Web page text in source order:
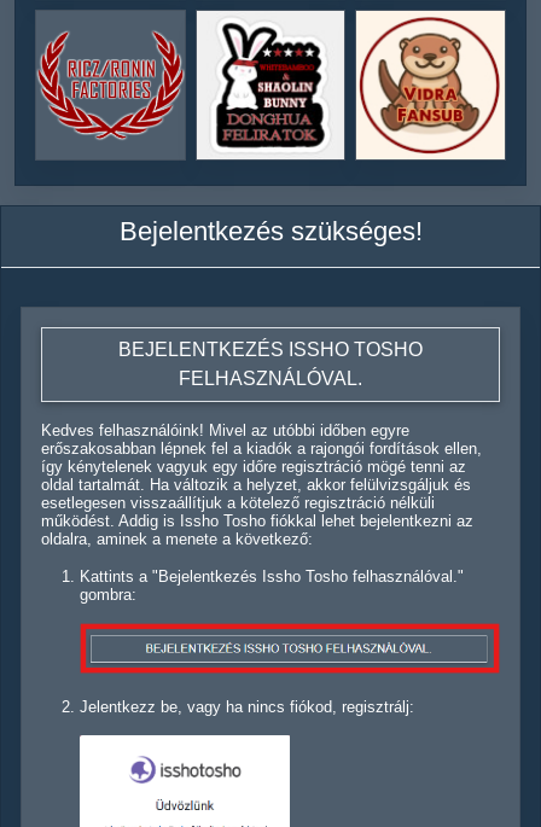
Bejelentkezés szükséges!
BEJELENTKEZÉS ISSHO TOSHO
FELHASZNÁLÓVAL.
Kedves felhasználóink! Mivel az utóbbi időben egyre
erőszakosabban lépnek fel a kiadók a rajongói fordítások ellen,
így kénytelenek vagyuk egy időre regisztráció mögé tenni az
oldal tartalmát. Ha változik a helyzet, akkor felülvizsgáljuk és
esetlegesen visszaállítjuk a kötelező regisztráció nélküli
működést. Addig is Issho Tosho fiókkal lehet bejelentkezni az
oldalra, aminek a menete a következő:
Kattints a "Bejelentkezés Issho Tosho felhasználóval."
gombra:
Jelentkezz be, vagy ha nincs fiókod, regisztrálj: